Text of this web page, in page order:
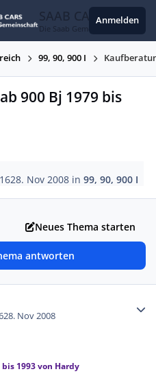
SAAB CARS
Die Saab Gemeinschaft
Anmelden
99, 90, 900 I
900 Bj 1979 bis
28. Nov 2008 in99, 90, 900 I
Neues Thema starten
antworten
28. Nov 2008
1993 von Hardy